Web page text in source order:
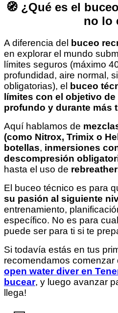
🧭 ¿Qué es el
no lo
A diferencia del buceo
en explorar el mundo
límites seguros (máximo
profundidad, aire normal,
obligatorias), el
buceo
límites con el objetivo
profundo y durante más
Aquí hablamos de
(como Nitrox, Trimix o
botellas, inmersiones
descompresión
hasta el uso de
El buceo técnico es para
su pasión al siguiente
entrenamiento,
específico. No es para
puede ser para ti si te
Si todavía estás en tus
recomendamos comenzar
open water diver en
bucear, y luego avanzar
llega!